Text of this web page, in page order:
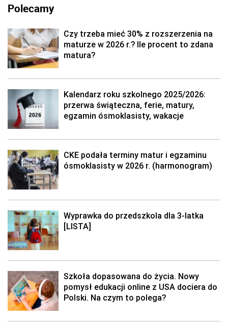
Polecamy
Czy trzeba mieć 30% z rozszerzenia na
maturze w 2026 r.? Ile procent to zdana
matura?
Kalendarz roku szkolnego 2025/2026:
przerwa świąteczna, ferie, matury,
egzamin ósmoklasisty, wakacje
CKE podała terminy matur i egzaminu
ósmoklasisty w 2026 r. (harmonogram)
Wyprawka do przedszkola dla 3-latka
[LISTA]
Szkoła dopasowana do życia. Nowy
pomysł edukacji online z USA dociera do
Polski. Na czym to polega?